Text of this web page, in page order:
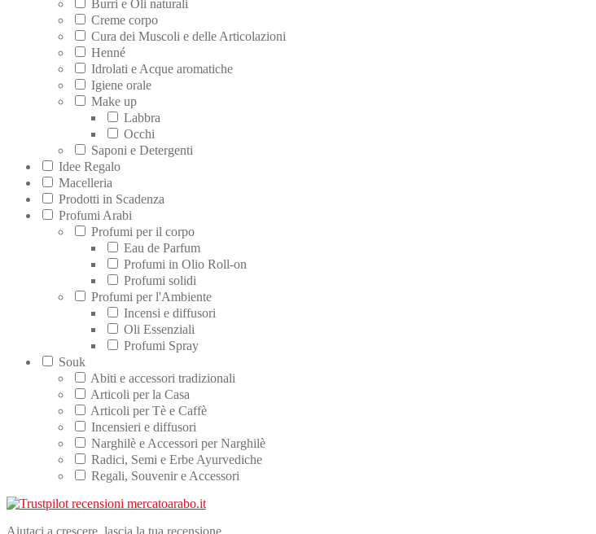
Burri e Oli naturali
Creme corpo
Cura dei Muscoli e delle Articolazioni
Henné
Idrolati e Acque aromatiche
Igiene orale
Make up
Labbra
Occhi
Saponi e Detergenti
Idee Regalo
Macelleria
Prodotti in Scadenza
Profumi Arabi
Profumi per il corpo
Eau de Parfum
Profumi in Olio Roll-on
Profumi solidi
Profumi per l'Ambiente
Incensi e diffusori
Oli Essenziali
Profumi Spray
Souk
Abiti e accessori tradizionali
Articoli per la Casa
Articoli per Tè e Caffè
Incensieri e diffusori
Narghilè e Accessori per Narghilè
Radici, Semi e Erbe Ayurvediche
Regali, Souvenir e Accessori